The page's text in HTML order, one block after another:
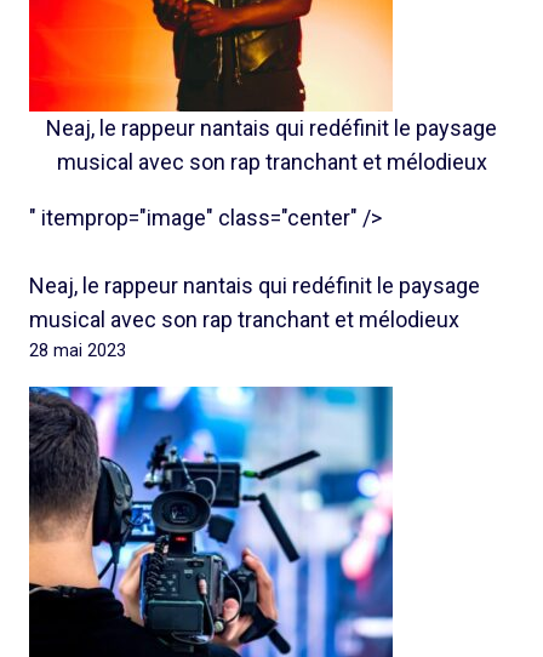
Neaj, le rappeur nantais qui redéfinit le paysage
musical avec son rap tranchant et mélodieux
" itemprop="image" class="center" />
Neaj, le rappeur nantais qui redéfinit le paysage
musical avec son rap tranchant et mélodieux
28 mai 2023